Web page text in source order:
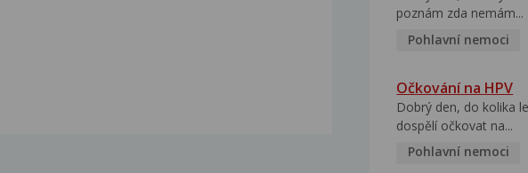
poznám zda nemám...
Pohlavní nemoci
Očkování na HPV
Dobrý den, do kolika
dospělí očkovat na...
Pohlavní nemoci